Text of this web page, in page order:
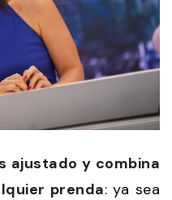
ajustado y combina
prenda: ya sea